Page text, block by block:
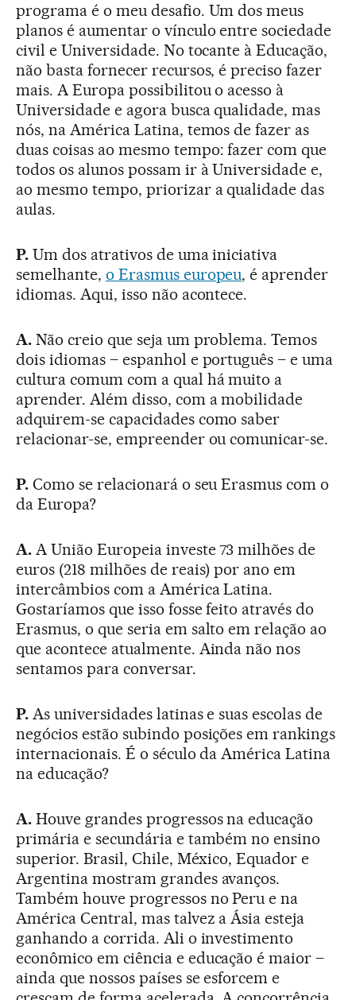
programa é o meu desafio. Um dos meus
planos é aumentar o vínculo entre sociedade
civil e Universidade. No tocante à Educação,
não basta fornecer recursos, é preciso fazer
mais. A Europa possibilitou o acesso à
Universidade e agora busca qualidade, mas
nós, na América Latina, temos de fazer as
duas coisas ao mesmo tempo: fazer com que
todos os alunos possam ir à Universidade e,
ao mesmo tempo, priorizar a qualidade das
aulas.
P.Um dos atrativos de uma iniciativa
semelhante, o Erasmus europeu, é aprender
idiomas. Aqui, isso não acontece.
A.Não creio que seja um problema. Temos
dois idiomas – espanhol e português – e uma
cultura comum com a qual há muito a
aprender. Além disso, com a mobilidade
adquirem-se capacidades como saber
relacionar-se, empreender ou comunicar-se.
P.Como se relacionará o seu Erasmus com o
da Europa?
A.A União Europeia investe 73 milhões de
euros (218 milhões de reais) por ano em
intercâmbios com a América Latina.
Gostaríamos que isso fosse feito através do
Erasmus, o que seria em salto em relação ao
que acontece atualmente. Ainda não nos
sentamos para conversar.
P.As universidades latinas e suas escolas de
negócios estão subindo posições em rankings
internacionais. É o século da América Latina
na educação?
A.Houve grandes progressos na educação
primária e secundária e também no ensino
superior. Brasil, Chile, México, Equador e
Argentina mostram grandes avanços.
Também houve progressos no Peru e na
América Central, mas talvez a Ásia esteja
ganhando a corrida. Ali o investimento
econômico em ciência e educação é maior –
ainda que nossos países se esforcem e